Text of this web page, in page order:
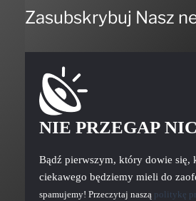
Zasubskrybuj Nasz
NIE PRZEGAP
Bądź pierwszym, który dowie się,
ciekawego będziemy mieli do
spamujemy! Przeczytaj naszą politykę